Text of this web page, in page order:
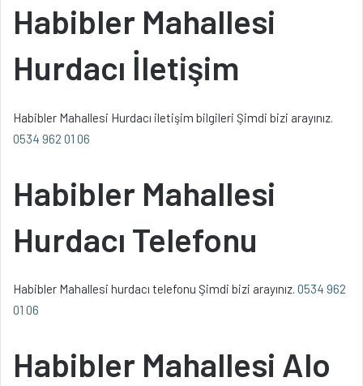
Habibler Mahallesi
Hurdacı İletişim
Habibler Mahallesi Hurdacı iletişim bilgileri Şimdi bizi arayınız.
0534 962 01 06
Habibler Mahallesi
Hurdacı Telefonu
Habibler Mahallesi hurdacı telefonu Şimdi bizi arayınız. 0534 962
01 06
Habibler Mahallesi Alo